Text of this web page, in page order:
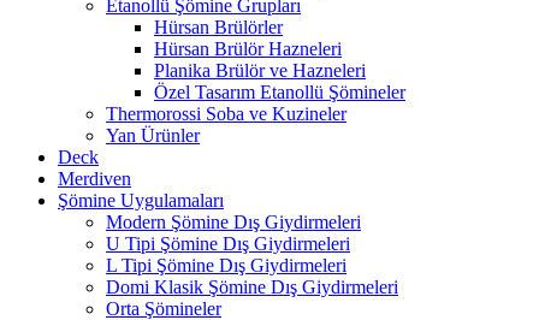
Etanollü Şömine Grupları
Hürsan Brülörler
Hürsan Brülör Hazneleri
Planika Brülör ve Hazneleri
Özel Tasarım Etanollü Şömineler
Thermorossi Soba ve Kuzineler
Yan Ürünler
Deck
Merdiven
Şömine Uygulamaları
Modern Şömine Dış Giydirmeleri
U Tipi Şömine Dış Giydirmeleri
L Tipi Şömine Dış Giydirmeleri
Domi Klasik Şömine Dış Giydirmeleri
Orta Şömineler